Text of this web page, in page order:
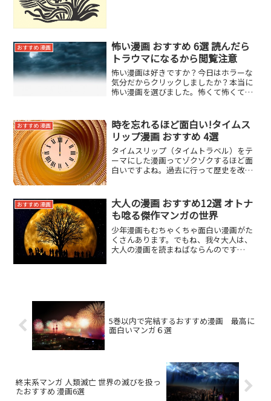
おすすめ 漫画
怖い漫画 おすすめ 6選 読んだら
トラウマになるから閲覧注意
怖い漫画は好きですか？今日はホラーな
気分だからクリックしましたか？本当に
怖い漫画を選びました。怖くて怖くて次
一話一話が何の脈絡もなく、人を不安に
していく漫画です。まさし...
おすすめ 漫画
時を忘れるほど面白い!タイムス
リップ漫画 おすすめ 4選
タイムスリップ（タイムトラベル）をテ
ーマにした漫画ってゾクゾクするほど面
白いですよね。過去に行って歴史を改変
ックス、パラレルワールドなんてキーワ
ードが出てくると、その...
おすすめ 漫画
大人の漫画 おすすめ12選 オトナ
も唸る傑作マンガの世界
少年漫画もむちゃくちゃ面白い漫画がた
くさんあります。でもね、我々大人は、
大人の漫画を読まねばならんのです
5巻以内で完結するおすすめ漫画 最高に
面白いマンガ６選
終末系マンガ 人類滅亡 世界の滅びを扱っ
たおすすめ 漫画6選